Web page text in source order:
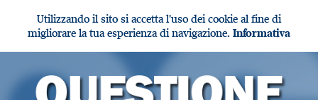
Utilizzando il sito si accetta l'uso dei cookie al fine di
migliorare la tua esperienza di navigazione. Informativa